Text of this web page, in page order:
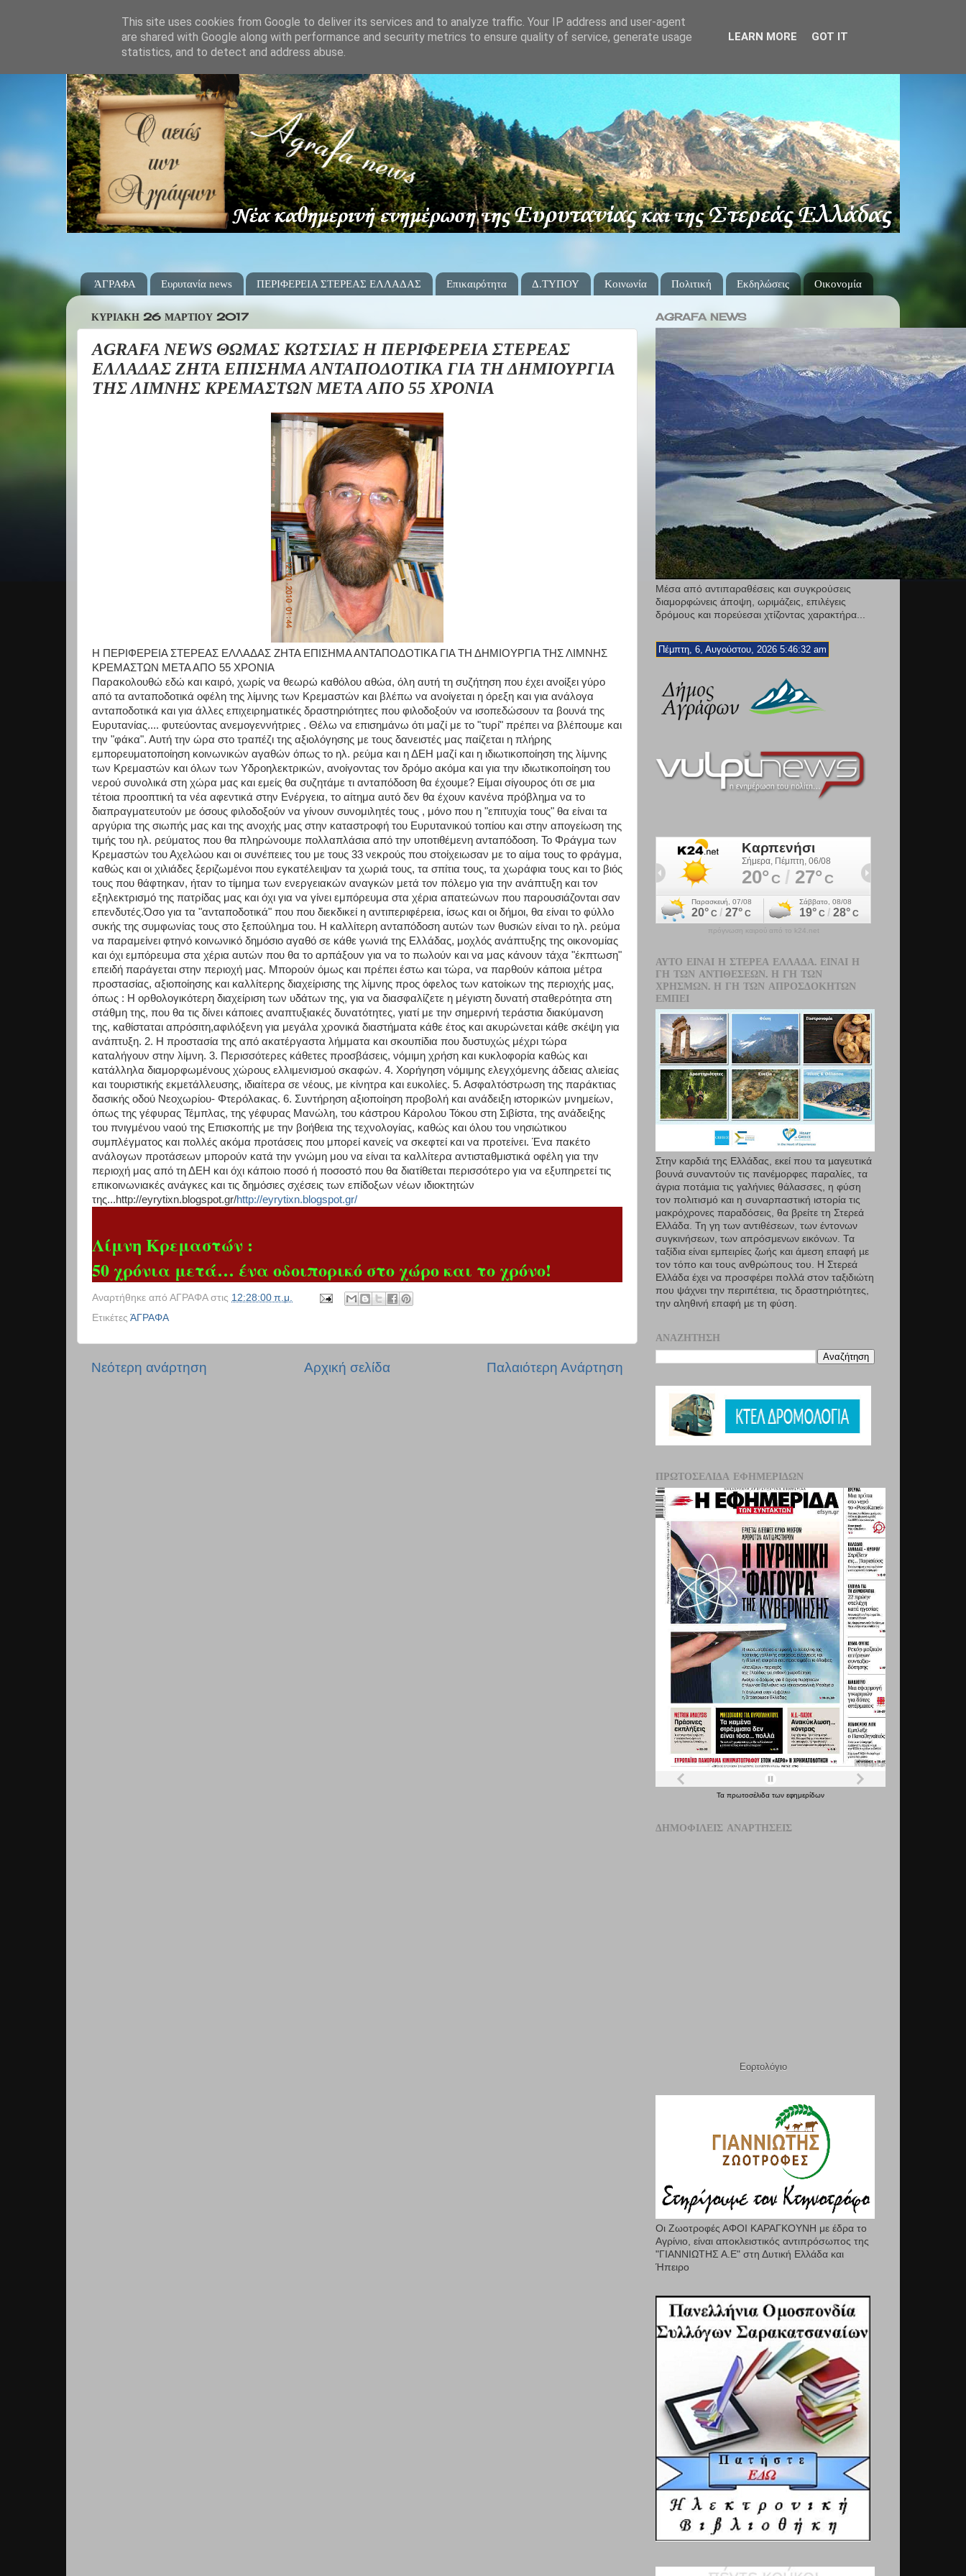
ΆΓΡΑΦΑ Ευρυτανία news ΠΕΡΙΦΕΡΕΙΑ ΣΤΕΡΕΑΣ ΕΛΛΑΔΑΣ Επικαιρότητα Δ.ΤΥΠΟΥ Κοινωνία Πολιτική Εκδηλώσεις Οικονομία
ΚΥΡΙΑΚΉ 26 ΜΑΡΤΊΟΥ 2017
AGRAFA NEWS ΘΩΜΑΣ ΚΩΤΣΙΑΣ Η ΠΕΡΙΦΕΡΕΙΑ ΣΤΕΡΕΑΣ
ΕΛΛΑΔΑΣ ΖΗΤΑ ΕΠΙΣΗΜΑ ΑΝΤΑΠΟΔΟΤΙΚΑ ΓΙΑ ΤΗ ΔΗΜΙΟΥΡΓΙΑ
ΤΗΣ ΛΙΜΝΗΣ ΚΡΕΜΑΣΤΩΝ ΜΕΤΑ ΑΠΟ 55 ΧΡΟΝΙΑ
Η ΠΕΡΙΦΕΡΕΙΑ ΣΤΕΡΕΑΣ ΕΛΛΑΔΑΣ ΖΗΤΑ ΕΠΙΣΗΜΑ ΑΝΤΑΠΟΔΟΤΙΚΑ ΓΙΑ ΤΗ ΔΗΜΙΟΥΡΓΙΑ ΤΗΣ ΛΙΜΝΗΣ
ΚΡΕΜΑΣΤΩΝ ΜΕΤΑ ΑΠΟ 55 ΧΡΟΝΙΑ
Παρακολουθώ εδώ και καιρό, χωρίς να θεωρώ καθόλου αθώα, όλη αυτή τη συζήτηση που έχει ανοίξει γύρο
από τα ανταποδοτικά οφέλη της λίμνης των Κρεμαστών και βλέπω να ανοίγεται η όρεξη και για ανάλογα
ανταποδοτικά και για άλλες επιχειρηματικές δραστηριότητες που φιλοδοξούν να ισοπεδώσουν τα βουνά της
Ευρυτανίας.... φυτεύοντας ανεμογεννήτριες . Θέλω να επισημάνω ότι μαζί με το "τυρί" πρέπει να βλέπουμε και
την "φάκα". Αυτή την ώρα στο τραπέζι της αξιολόγησης με τους δανειστές μας παίζεται η πλήρης
εμπορευματοποίηση κοινωνικών αγαθών όπως το ηλ. ρεύμα και η ΔΕΗ μαζί και η ιδιωτικοποίηση της λίμνης
των Κρεμαστών και όλων των Υδροηλεκτρικών, ανοίγοντας τον δρόμο ακόμα και για την ιδιωτικοποίηση του
νερού συνολικά στη χώρα μας και εμείς θα συζητάμε τι ανταπόδοση θα έχουμε? Είμαι σίγουρος ότι σε μια
τέτοια προοπτική τα νέα αφεντικά στην Ενέργεια, το αίτημα αυτό δεν θα έχουν κανένα πρόβλημα να το
διαπραγματευτούν με όσους φιλοδοξούν να γίνουν συνομιλητές τους , μόνο που η "επιτυχία τους" θα είναι τα
αργύρια της σιωπής μας και της ανοχής μας στην καταστροφή του Ευρυτανικού τοπίου και στην απογείωση της
τιμής του ηλ. ρεύματος που θα πληρώνουμε πολλαπλάσια από την υποτιθέμενη ανταπόδοση. Το Φράγμα των
Κρεμαστών του Αχελώου και οι συνέπειες του με τους 33 νεκρούς που στοίχειωσαν με το αίμα τους το φράγμα,
καθώς και οι χιλιάδες ξεριζωμένοι που εγκατέλειψαν τα χωριά τους, τα σπίτια τους, τα χωράφια τους και το βιός
τους που θάφτηκαν, ήταν το τίμημα των ενεργειακών αναγκών μετά τον πόλεμο για την ανάπτυξη και τον
εξηλεκτρισμό της πατρίδας μας και όχι για να γίνει εμπόρευμα στα χέρια απατεώνων που παρουσιάζονται σαν
επενδυτές.Όσο για τα "ανταποδοτικά" που που διεκδικεί η αντιπεριφέρεια, ίσως και οι δήμοι, θα είναι το φύλλο
συκής της συμφωνίας τους στο ξεπούλημα του. Η καλλίτερη ανταπόδοση αυτών των θυσιών είναι το ηλ. ρεύμα
να παραμείνει φτηνό κοινωνικό δημόσιο αγαθό σε κάθε γωνιά της Ελλάδας, μοχλός ανάπτυξης της οικονομίας
και όχι εμπόρευμα στα χέρια αυτών που θα το αρπάξουν για να το πωλούν και να μας κάνουν τάχα "έκπτωση"
επειδή παράγεται στην περιοχή μας. Μπορούν όμως και πρέπει έστω και τώρα, να παρθούν κάποια μέτρα
προστασίας, αξιοποίησης και καλλίτερης διαχείρισης της λίμνης προς όφελος των κατοίκων της περιοχής μας,
όπως : Η ορθολογικότερη διαχείριση των υδάτων της, για να διασφαλίζετε η μέγιστη δυνατή σταθερότητα στη
στάθμη της, που θα τις δίνει κάποιες αναπτυξιακές δυνατότητες, γιατί με την σημερινή τεράστια διακύμανση
της, καθίσταται απρόσιτη,αφιλόξενη για μεγάλα χρονικά διαστήματα κάθε έτος και ακυρώνεται κάθε σκέψη για
ανάπτυξη. 2. Η προστασία της από ακατέργαστα λήμματα και σκουπίδια που δυστυχώς μέχρι τώρα
καταλήγουν στην λίμνη. 3. Περισσότερες κάθετες προσβάσεις, νόμιμη χρήση και κυκλοφορία καθώς και
κατάλληλα διαμορφωμένους χώρους ελλιμενισμού σκαφών. 4. Χορήγηση νόμιμης ελεγχόμενης άδειας αλιείας
και τουριστικής εκμετάλλευσης, ιδιαίτερα σε νέους, με κίνητρα και ευκολίες. 5. Ασφαλτόστρωση της παράκτιας
δασικής οδού Νεοχωρίου- Φτερόλακας. 6. Συντήρηση αξιοποίηση προβολή και ανάδειξη ιστορικών μνημείων,
όπως της γέφυρας Τέμπλας, της γέφυρας Μανώλη, του κάστρου Κάρολου Τόκου στη Σιβίστα, της ανάδειξης
του πνιγμένου ναού της Επισκοπής με την βοήθεια της τεχνολογίας, καθώς και όλου του νησιώτικου
συμπλέγματος και πολλές ακόμα προτάσεις που μπορεί κανείς να σκεφτεί και να προτείνει. Ένα πακέτο
ανάλογων προτάσεων μπορούν κατά την γνώμη μου να είναι τα καλλίτερα αντισταθμιστικά οφέλη για την
περιοχή μας από τη ΔΕΗ και όχι κάποιο ποσό ή ποσοστό που θα διατίθεται περισσότερο για να εξυπηρετεί τις
επικοινωνιακές ανάγκες και τις δημόσιες σχέσεις των επίδοξων νέων ιδιοκτητών
της...http://eyrytixn.blogspot.gr/http://eyrytixn.blogspot.gr/
Λίμνη Κρεμαστών :
50 χρόνια μετά… ένα οδοιπορικό στο χώρο και το χρόνο!
Αναρτήθηκε από ΑΓΡΑΦΑ στις 12:28:00 π.μ.
Ετικέτες ΆΓΡΑΦΑ
Νεότερη ανάρτηση Παλαιότερη Ανάρτηση
Αρχική σελίδα
AGRAFA NEWS
Μέσα από αντιπαραθέσεις και συγκρούσεις
διαμορφώνεις άποψη, ωριμάζεις, επιλέγεις
δρόμους και πορεύεσαι χτίζοντας χαρακτήρα...
Πέμπτη, 6, Αυγούστου, 2026 5:46:33 am
πρόγνωση καιρού από το k24.net
ΑΥΤΌ ΕΊΝΑΙ Η ΣΤΕΡΕΆ ΕΛΛΆΔΑ. ΕΊΝΑΙ Η
ΓΗ ΤΩΝ ΑΝΤΙΘΈΣΕΩΝ. Η ΓΗ ΤΩΝ
ΧΡΗΣΜΏΝ. Η ΓΗ ΤΩΝ ΑΠΡΟΣΔΌΚΗΤΩΝ
ΕΜΠΕΙ
Στην καρδιά της Ελλάδας, εκεί που τα µαγευτικά
βουνά συναντούν τις πανέμορφες παραλίες, τα
άγρια ποτάμια τις γαλήνιες θάλασσες, η φύση
τον πολιτισμό και η συναρπαστική ιστορία τις
μακρόχρονες παραδόσεις, θα βρείτε τη Στερεά
Ελλάδα. Τη γη των αντιθέσεων, των έντονων
συγκινήσεων, των απρόσμενων εικόνων. Τα
ταξίδια είναι εμπειρίες ζωής και άμεση επαφή µε
τον τόπο και τους ανθρώπους του. Η Στερεά
Ελλάδα έχει να προσφέρει πολλά στον ταξιδιώτη
που ψάχνει την περιπέτεια, τις δραστηριότητες,
την αληθινή επαφή µε τη φύση.
ΑΝΑΖΉΤΗΣΗ
ΠΡΩΤΟΣΈΛΙΔΑ ΕΦΗΜΕΡΊΔΩΝ
Τα πρωτοσέλιδα των εφημερίδων
ΔΗΜΟΦΙΛΕΊΣ ΑΝΑΡΤΉΣΕΙΣ
Εορτολόγιο
Οι Ζωοτροφές ΑΦΟΙ ΚΑΡΑΓΚΟΥΝΗ με έδρα το
Αγρίνιο, είναι αποκλειστικός αντιπρόσωπος της
"ΓΙΑΝΝΙΩΤΗΣ Α.Ε" στη Δυτική Ελλάδα και
Ήπειρο
This site uses cookies from Google to deliver its services and to analyze traffic. Your IP address and user-agent
are shared with Google along with performance and security metrics to ensure quality of service, generate usage
statistics, and to detect and address abuse.
LEARN MORE GOT IT